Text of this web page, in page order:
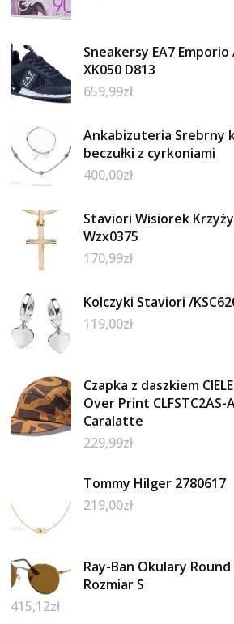
Sneakersy EA7 Emporio
XK050 D813
659,99zł
Ankabizuteria Srebrny
beczułki z cyrkoniami
400,00zł
Staviori Wisiorek
Wzx0375
170,99zł
Kolczyki Staviori /
119,00zł
Czapka z daszkiem
Over Print CLFSTC2AS-
Caralatte
229,99zł
Tommy Hilfiger 2780617
219,00zł
Ray-Ban Okulary Round
Rozmiar S
415,12zł